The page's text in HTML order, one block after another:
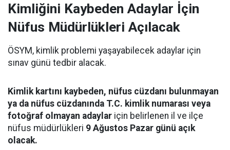
Kimliğini Kaybeden Adaylar İçin
Nüfus Müdürlükleri Açılacak
ÖSYM, kimlik problemi yaşayabilecek adaylar için
sınav günü tedbir alacak.
Kimlik kartını kaybeden, nüfus cüzdanı bulunmayan
ya da nüfus cüzdanında T.C. kimlik numarası veya
fotoğraf olmayan adaylar için belirlenen il ve ilçe
nüfus müdürlükleri 9 Ağustos Pazar günü açık
olacak.